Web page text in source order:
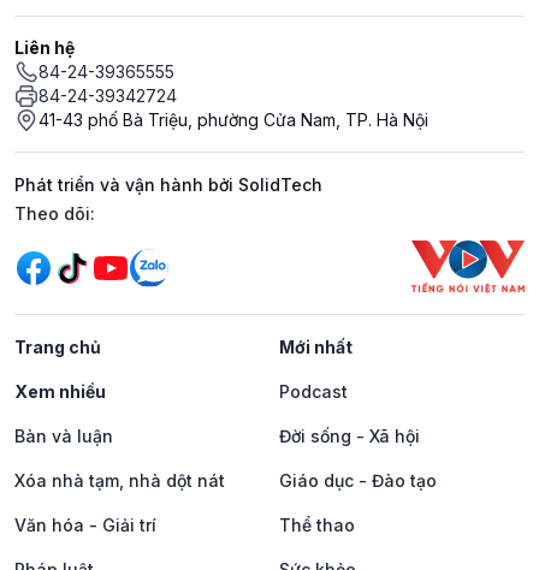
Liên hệ
84-24-39365555
84-24-39342724
41-43 phố Bà Triệu, phường Cửa Nam, TP. Hà Nội
Phát triển và vận hành bởi SolidTech
Mạng xã hội
Theo dõi:
Trang chủ Mới nhất
Xem nhiều Podcast
Bàn và luận Đời sống - Xã hội
Xóa nhà tạm, nhà dột nát Giáo dục - Đào tạo
Văn hóa - Giải trí Thể thao